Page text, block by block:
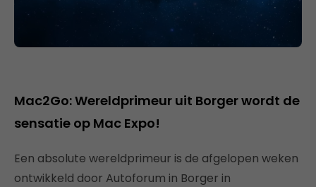
Mac2Go: Wereldprimeur uit Borger wordt de
sensatie op Mac Expo!
Een absolute wereldprimeur is de afgelopen weken
ontwikkeld door Autoforum in Borger in